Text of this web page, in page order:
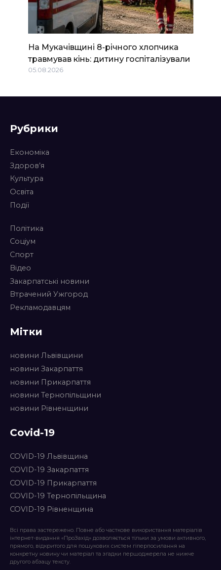
На Мукачівщині 8-річного хлопчика
травмував кінь: дитину госпіталізували
05.08.2026
Рубрики
Економіка
Здоров’я
Культура
Освіта
Події
Політика
Соціум
Спорт
Відео
Закарпатські новини
Втрачений Ужгород
Рекламодавцям
Мітки
новини Львівщини
новини Закарпаття
новини Прикарпаття
новини Тернопільщини
новини Рівненщини
Covid-19
COVID-19 Львівщина
COVID-19 Закарпаття
COVID-19 Прикарпаття
COVID-19 Тернопільщина
COVID-19 Рівненщина
Всі права застережено. Повне або часткове використання матеріалів
інтернет-видання «ПроЗахід» дозволяється тільки за умови активного,
прямого, відкритого для пошукових систем гіперпосилання на
конкретну новину чи матеріал та згадки першоджерела не нижче
другого абзацу тексту.